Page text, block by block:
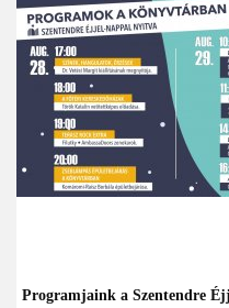
Programjaink a Szentendre